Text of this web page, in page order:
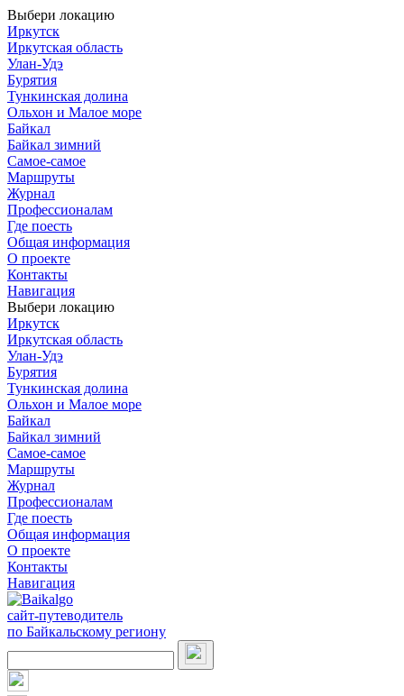
Выбери локацию
Иркутск
Иркутская область
Улан-Удэ
Бурятия
Тункинская долина
Ольхон и Малое море
Байкал
Байкал зимний
Самое-самое
Маршруты
Журнал
Профессионалам
Где поесть
Общая информация
О проекте
Контакты
Навигация
Выбери локацию
Иркутск
Иркутская область
Улан-Удэ
Бурятия
Тункинская долина
Ольхон и Малое море
Байкал
Байкал зимний
Самое-самое
Маршруты
Журнал
Профессионалам
Где поесть
Общая информация
О проекте
Контакты
Навигация
сайт-путеводитель
по Байкальскому региону